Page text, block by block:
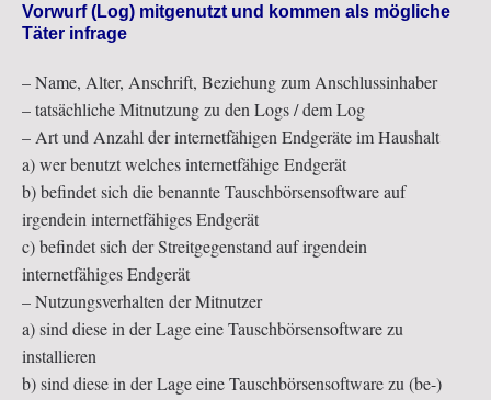
Vorwurf (Log) mitgenutzt und kommen als mögliche
Täter infrage
– Name, Alter, Anschrift, Beziehung zum Anschlussinhaber
– tatsächliche Mitnutzung zu den Logs / dem Log
– Art und Anzahl der internetfähigen Endgeräte im Haushalt
a) wer benutzt welches internetfähige Endgerät
b) befindet sich die benannte Tauschbörsensoftware auf
irgendein internetfähiges Endgerät
c) befindet sich der Streitgegenstand auf irgendein
internetfähiges Endgerät
– Nutzungsverhalten der Mitnutzer
a) sind diese in der Lage eine Tauschbörsensoftware zu
installieren
b) sind diese in der Lage eine Tauschbörsensoftware zu (be-)